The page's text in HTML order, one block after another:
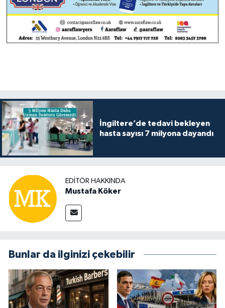
İngiltere’de tedavi bekleyen
hasta sayısı 7 milyona dayandı
EDITÖR HAKKINDA
Mustafa Köker
Bunlar da ilginizi çekebilir